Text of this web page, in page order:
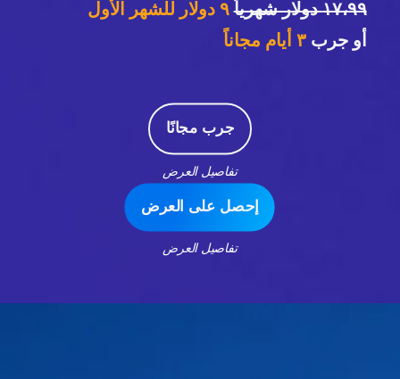
١٧،٩٩ دولار شهرياً
٩ دولار للشهر الأول
أو جرب٣ أيام مجاناً
جرب مجانًا
تفاصيل العرض
إحصل على العرض
تفاصيل العرض